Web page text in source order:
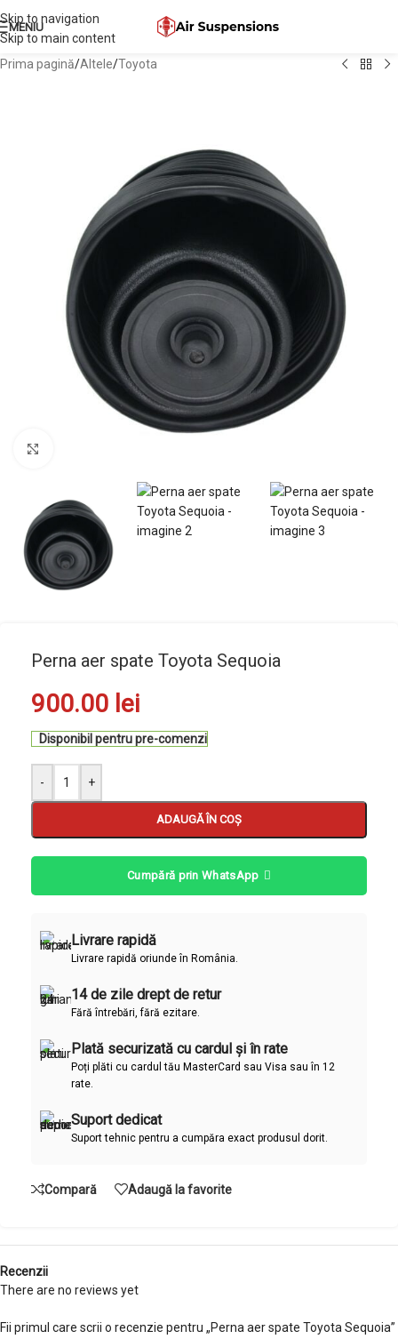
Skip to navigation
Skip to main content
MENIU
Prima pagină/Altele/Toyota
Perna aer spate Toyota Sequoia
900.00 lei
Disponibil pentru pre-comenzi
- +
ADAUGĂ ÎN COȘ
Cumpără prin WhatsApp
Livrare rapidă
Livrare rapidă oriunde în România.
14 de zile drept de retur
Fără întrebări, fără ezitare.
Plată securizată cu cardul și în rate
Poți plăti cu cardul tău MasterCard sau Visa sau în 12
rate.
Suport dedicat
Suport tehnic pentru a cumpăra exact produsul dorit.
Compară Adaugă la favorite
Recenzii
There are no reviews yet
Fii primul care scrii o recenzie pentru „Perna aer spate Toyota Sequoia”